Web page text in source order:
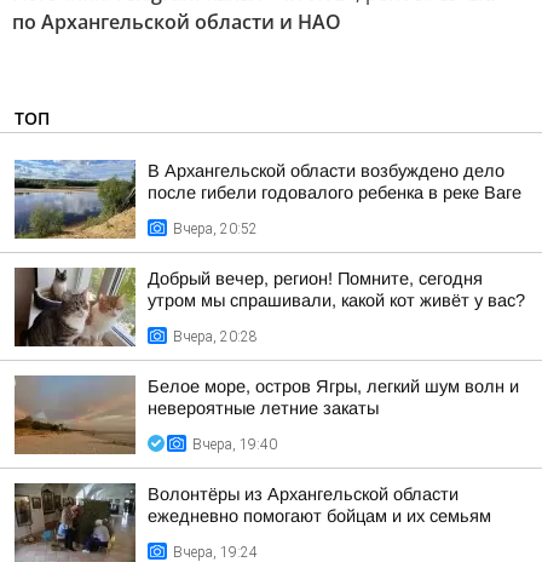
по Архангельской области и НАО
ТОП
В Архангельской области возбуждено дело
после гибели годовалого ребенка в реке Ваге
Вчера, 20:52
Добрый вечер, регион! Помните, сегодня
утром мы спрашивали, какой кот живёт у вас?
Вчера, 20:28
Белое море, остров Ягры, легкий шум волн и
невероятные летние закаты
Вчера, 19:40
Волонтёры из Архангельской области
ежедневно помогают бойцам и их семьям
Вчера, 19:24